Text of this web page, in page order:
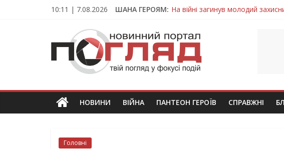
10:11 | 7.08.2026 ШАНА ГЕРОЯМ: На війні загинув молодий
Захисник з Тернопільщини
Тернопільщина в скорботі: на
Вважався зниклим безвісти, –
ПОГЛЯД
Новини
Тернополя.
новини
та
НОВИНИ ВІЙНА ПАНТЕОН ГЕРОЇВ СПРАВЖНІ
Головні